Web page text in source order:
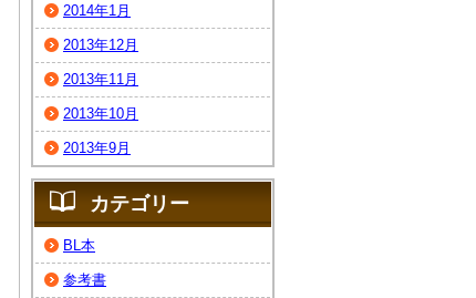
2014年1月
2013年12月
2013年11月
2013年10月
2013年9月
カテゴリー
BL本
参考書